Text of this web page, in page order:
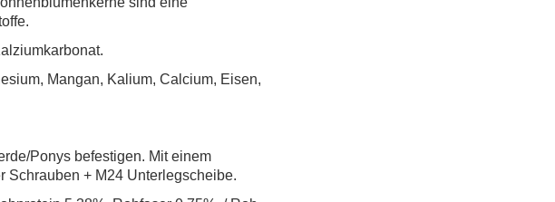
Mangan, Kalium, Calcium, Eisen,
Ponys befestigen. Mit einem
Schrauben + M24 Unterlegscheibe.